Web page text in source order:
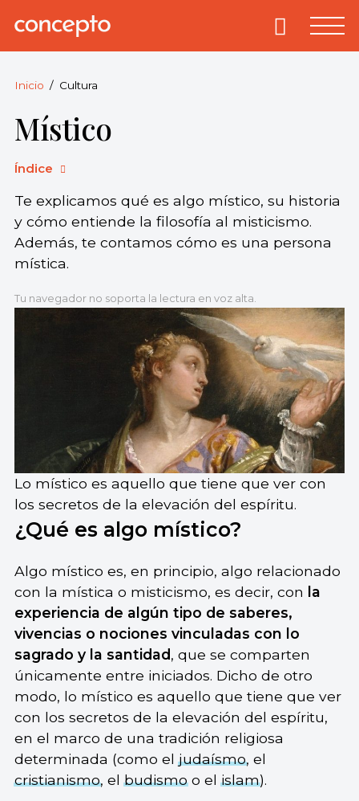
Concepto.
derechos
reservados.
Primary
Inicio Cultura
Místico
Índice
Te explicamos qué es algo místico, su historia
y cómo entiende la filosofía al misticismo.
Además, te contamos cómo es una persona
mística.
Tu navegador no soporta la lectura en voz alta.
Lo místico es aquello que tiene que ver con
los secretos de la elevación del espíritu.
¿Qué es algo místico?
Algo místico es, en principio, algo relacionado
con la mística o misticismo, es decir, con
la
experiencia de algún tipo de saberes,
vivencias o nociones vinculadas con lo
sagrado y la santidad, que se comparten
únicamente entre iniciados. Dicho de otro
modo, lo místico es aquello que tiene que ver
con los secretos de la elevación del espíritu,
en el marco de una tradición religiosa
determinada (como eljudaísmo, el
cristianismo, elbudismoo elislam).